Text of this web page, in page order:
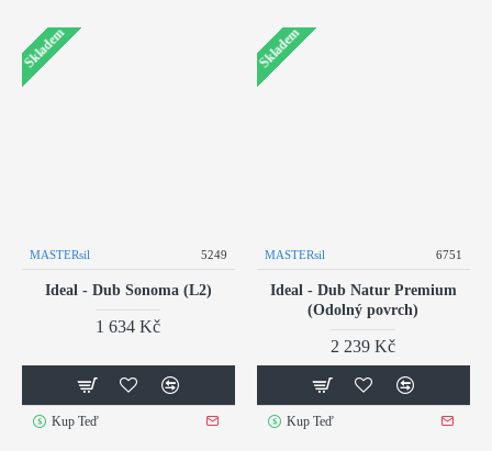
Skladem
MASTERsil 5249
Ideal - Dub Sonoma (L2)
1 634 Kč
Kup Teď
Skladem
MASTERsil 6751
Ideal - Dub Natur Premium
(Odolný povrch)
2 239 Kč
Kup Teď